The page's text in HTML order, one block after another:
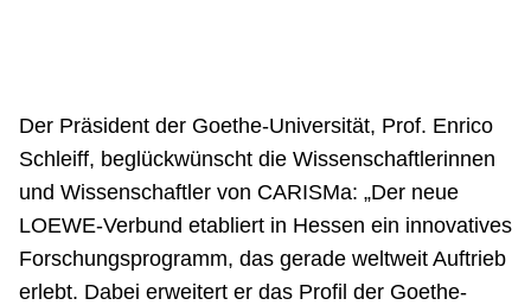
Der Präsident der Goethe-Universität, Prof. Enrico
Schleiff, beglückwünscht die Wissenschaftlerinnen
und Wissenschaftler von CARISMa: „Der neue
LOEWE-Verbund etabliert in Hessen ein innovatives
Forschungsprogramm, das gerade weltweit Auftrieb
erlebt. Dabei erweitert er das Profil der Goethe-